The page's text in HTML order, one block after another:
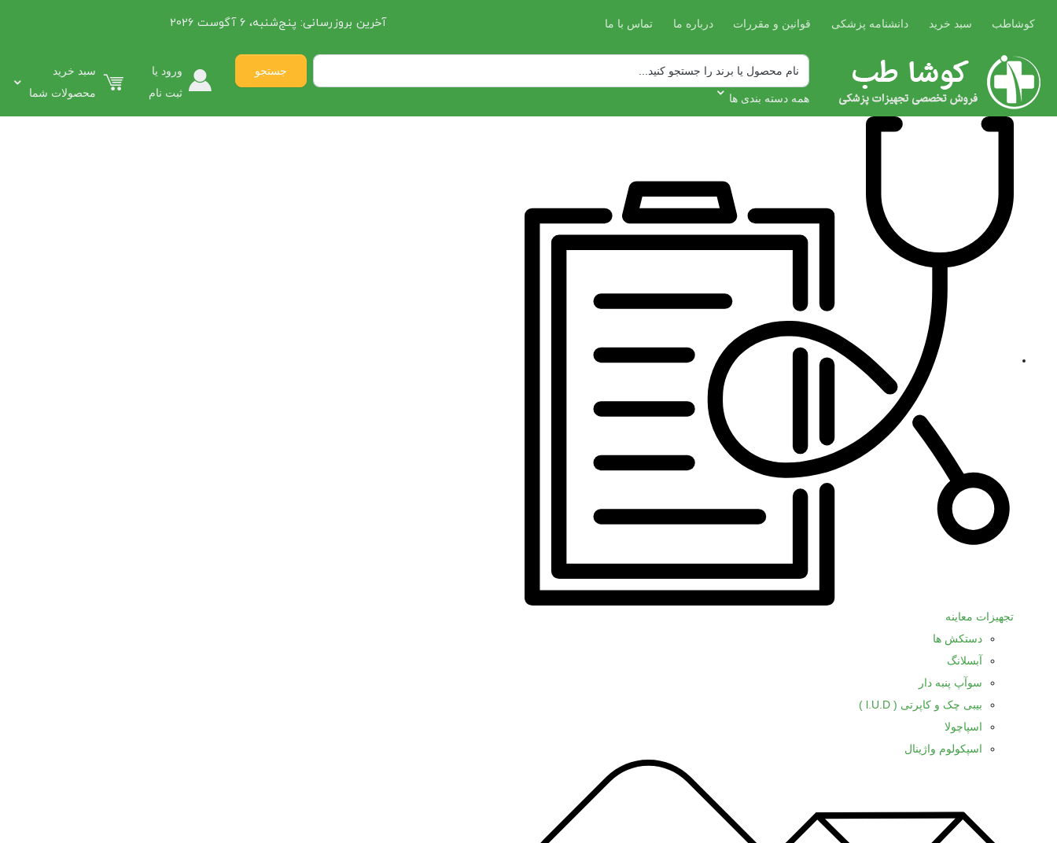
کوشاطب سبد خرید دانشنامه پزشکی قوانین و مقررات درباره ما تماس با ما آخرین بروزرسانی: پنج‌شنبه، 6 آگوست 2026
همه دسته بندی ها
جستجو
ورود یا
ثبت نام
سبد خرید
محصولات شما
تجهیزات معاینه
دستکش ها
آبسلانگ
سوآپ پنبه دار
بیبی چک و کاپرتی ( l.U.D )
اسپاچولا
اسپکولوم واژینال